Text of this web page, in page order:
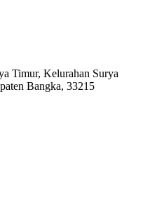
Timur, Kelurahan Surya
Bangka, 33215